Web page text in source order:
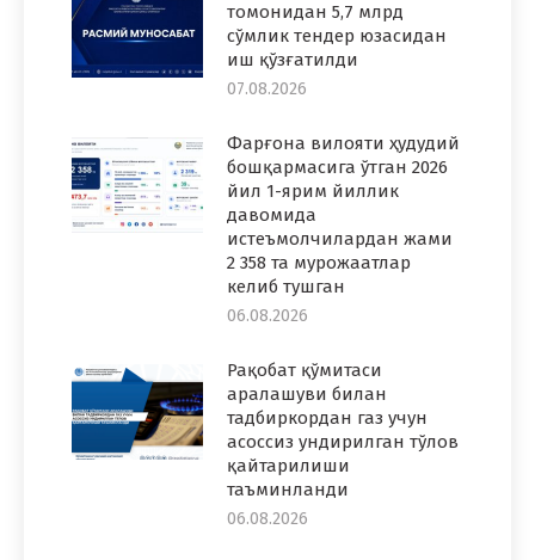
томонидан 5,7 млрд
сўмлик тендер юзасидан
иш қўзғатилди
07.08.2026
Фарғона вилояти ҳудудий
бошқармасига ўтган 2026
йил 1-ярим йиллик
давомида
истеъмолчилардан жами
2 358 та мурожаатлар
келиб тушган
06.08.2026
Рақобат қўмитаси
аралашуви билан
тадбиркордан газ учун
асоссиз ундирилган тўлов
қайтарилиши
таъминланди
06.08.2026